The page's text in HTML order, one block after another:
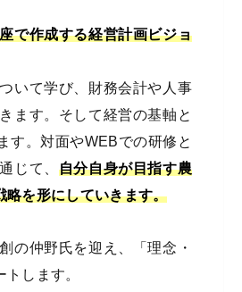
で作成する経営計画ビジョ
いて学び、財務会計や人事
ます。そして経営の基軸と
す。対面やWEBでの研修と
じて、 自分自身が目指す農
略を形にしていきます。
の仲野氏を迎え、「理念・
します。